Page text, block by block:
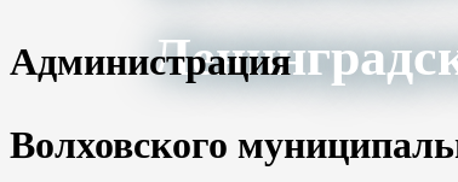
Администрация
Волховского